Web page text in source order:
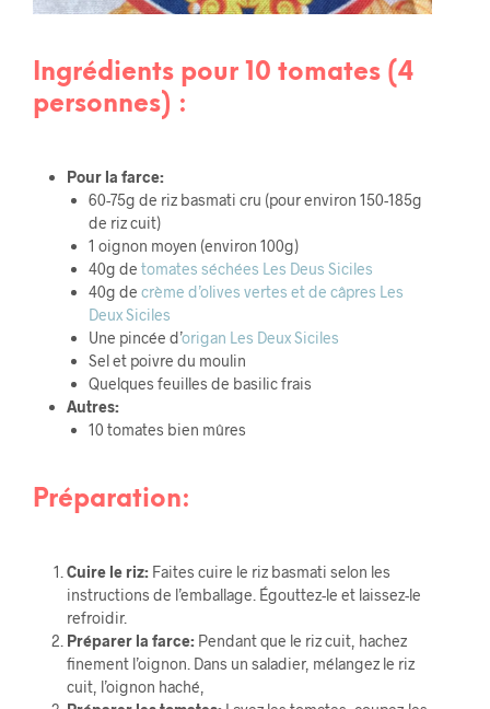
Ingrédients pour 10 tomates (4
personnes) :
Pour la farce:
60-75g de riz basmati cru (pour environ 150-185g
de riz cuit)
1 oignon moyen (environ 100g)
40g de tomates séchées Les Deus Siciles
40g de crème d’olives vertes et de câpres Les
Deux Siciles
Une pincée d’origan Les Deux Siciles
Sel et poivre du moulin
Quelques feuilles de basilic frais
Autres:
10 tomates bien mûres
Préparation:
Cuire le riz:Faites cuire le riz basmati selon les
instructions de l’emballage. Égouttez-le et laissez-le
refroidir.
Préparer la farce:Pendant que le riz cuit, hachez
finement l’oignon. Dans un saladier, mélangez le riz
cuit, l’oignon haché,